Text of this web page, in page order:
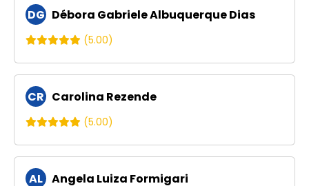
DG Débora Gabriele Albuquerque Dias
(5.00)
CR Carolina Rezende
(5.00)
AL Angela Luiza Formigari